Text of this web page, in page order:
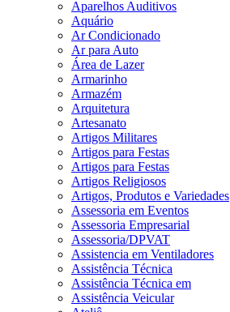
Aparelhos Auditivos
Aquário
Ar Condicionado
Ar para Auto
Área de Lazer
Armarinho
Armazém
Arquitetura
Artesanato
Artigos Militares
Artigos para Festas
Artigos para Festas
Artigos Religiosos
Artigos, Produtos e Variedades
Assessoria em Eventos
Assessoria Empresarial
Assessoria/DPVAT
Assistencia em Ventiladores
Assistência Técnica
Assistência Técnica em
Assistência Veicular